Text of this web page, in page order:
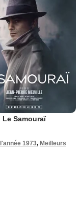
Le Samouraï
1973, Meilleurs